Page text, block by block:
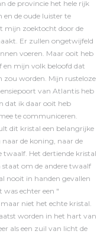
de provincie het hele rijk
de oude luister te
mijn zoektocht door de
Er zullen ongetwijfeld
voeren. Maar ooit heb
en mijn volk beloofd dat
zou worden. Mijn rusteloze
van Atlantis heb
dat ik daar ooit heb
te communiceren.
dit kristal een belangrijke
de koning, naar de
twaalf. Het dertiende kristal
om de andere twaalf
nooit in handen gevallen
was echter een "
niet het echte kristal.
worden in het hart van
als een zuil van licht de